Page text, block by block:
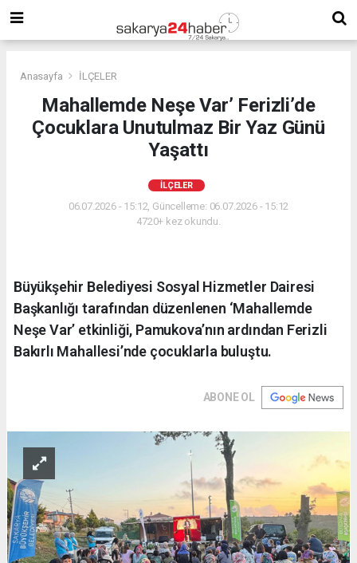
Anasayfa İLÇELER
Mahallemde Neşe Var’ Ferizli’de
Çocuklara Unutulmaz Bir Yaz Günü
Yaşattı
İLÇELER
06.07.2026 - 15:12, Güncelleme: 06.07.2026 - 15:12
4720+ kez okundu.
Büyükşehir Belediyesi Sosyal Hizmetler Dairesi
Başkanlığı tarafından düzenlenen ‘Mahallemde
Neşe Var’ etkinliği, Pamukova’nın ardından Ferizli
Bakırlı Mahallesi’nde çocuklarla buluştu.
ABONE OL